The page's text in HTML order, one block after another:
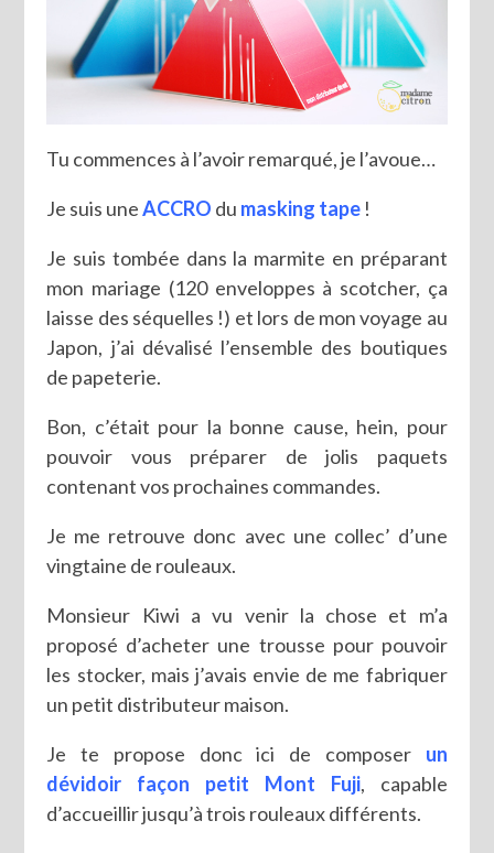
Tu commences à l’avoir remarqué, je l’avoue…
Je suis uneACCRO du masking tape !
Je suis tombée dans la marmite en préparant
mon mariage (120 enveloppes à scotcher, ça
laisse des séquelles !) et lors de mon voyage au
Japon, j’ai dévalisé l’ensemble des boutiques
de papeterie.
Bon, c’était pour la bonne cause, hein, pour
pouvoir vous préparer de jolis paquets
contenant vos prochaines commandes.
Je me retrouve donc avec une collec’ d’une
vingtaine de rouleaux.
Monsieur Kiwi a vu venir la chose et m’a
proposé d’acheter une trousse pour pouvoir
les stocker, mais j’avais envie de me fabriquer
un petit distributeur maison.
Je te propose donc ici de composer un
dévidoir façon petit Mont Fuji, capable
d’accueillir jusqu’à trois rouleaux différents.